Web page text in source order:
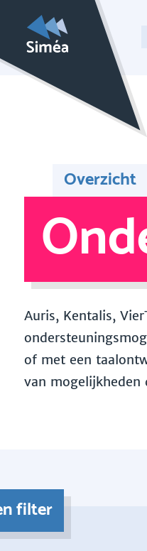
Overzicht
Auris, Kentalis,
of met een
van mogelijkheden
filter